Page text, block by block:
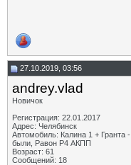
27.10.2019, 03:56
andrey.vlad
Новичок
Регистрация: 22.01.2017
Адрес: Челябинск
Автомобиль: Калина 1 + Гранта -
были, Равон Р4 АКПП
Возраст: 61
Сообщений: 18